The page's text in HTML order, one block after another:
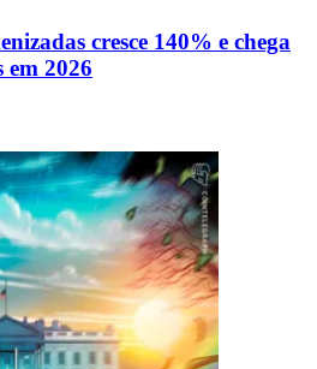
cresce 140% e chega
em 2026